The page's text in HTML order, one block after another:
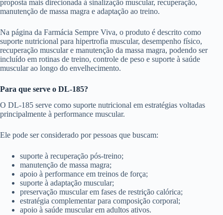
proposta mais direcionada à sinalização muscular, recuperação,
manutenção de massa magra e adaptação ao treino.
Na página da Farmácia Sempre Viva, o produto é descrito como
suporte nutricional para hipertrofia muscular, desempenho físico,
recuperação muscular e manutenção da massa magra, podendo ser
incluído em rotinas de treino, controle de peso e suporte à saúde
muscular ao longo do envelhecimento.
Para que serve o DL-185?
O DL-185 serve como suporte nutricional em estratégias voltadas
principalmente à performance muscular.
Ele pode ser considerado por pessoas que buscam:
suporte à recuperação pós-treino;
manutenção de massa magra;
apoio à performance em treinos de força;
suporte à adaptação muscular;
preservação muscular em fases de restrição calórica;
estratégia complementar para composição corporal;
apoio à saúde muscular em adultos ativos.